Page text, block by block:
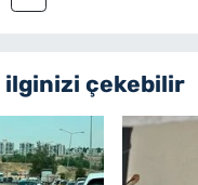
ilginizi çekebilir